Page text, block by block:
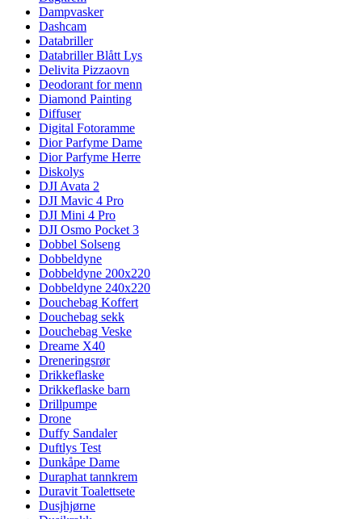
Dampvasker
Dashcam
Databriller
Databriller Blått Lys
Delivita Pizzaovn
Deodorant for menn
Diamond Painting
Diffuser
Digital Fotoramme
Dior Parfyme Dame
Dior Parfyme Herre
Diskolys
DJI Avata 2
DJI Mavic 4 Pro
DJI Mini 4 Pro
DJI Osmo Pocket 3
Dobbel Solseng
Dobbeldyne
Dobbeldyne 200x220
Dobbeldyne 240x220
Douchebag Koffert
Douchebag sekk
Douchebag Veske
Dreame X40
Dreneringsrør
Drikkeflaske
Drikkeflaske barn
Drillpumpe
Drone
Duffy Sandaler
Duftlys Test
Dunkåpe Dame
Duraphat tannkrem
Duravit Toalettsete
Dusjhjørne